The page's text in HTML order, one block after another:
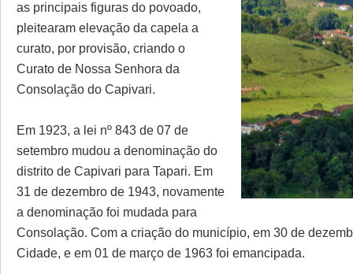
as principais figuras do povoado,
pleitearam elevação da capela a
curato, por provisão, criando o
Curato de Nossa Senhora da
Consolação do Capivari.
Em 1923, a lei nº 843 de 07 de
setembro mudou a denominação do
distrito de Capivari para Tapari. Em
31 de dezembro de 1943, novamente
a denominação foi mudada para
Consolação. Com a criação do município, em 30 de
Cidade, e em 01 de março de 1963 foi emancipada.